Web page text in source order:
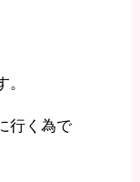
行く為で